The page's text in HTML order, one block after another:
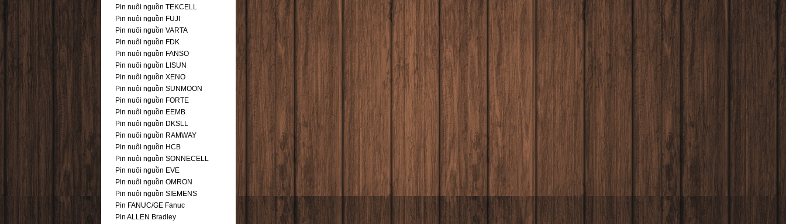
Pin nuôi nguồn TEKCELL
Pin nuôi nguồn FUJI
Pin nuôi nguồn VARTA
Pin nuôi nguồn FDK
Pin nuôi nguồn FANSO
Pin nuôi nguồn LISUN
Pin nuôi nguồn XENO
Pin nuôi nguồn SUNMOON
Pin nuôi nguồn FORTE
Pin nuôi nguồn EEMB
Pin nuôi nguồn DKSLL
Pin nuôi nguồn RAMWAY
Pin nuôi nguồn HCB
Pin nuôi nguồn SONNECELL
Pin nuôi nguồn EVE
Pin nuôi nguồn OMRON
Pin nuôi nguồn SIEMENS
Pin FANUC/GE Fanuc
Pin ALLEN Bradley